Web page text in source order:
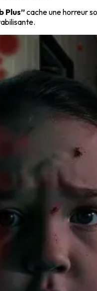
Plus”cache une horreur